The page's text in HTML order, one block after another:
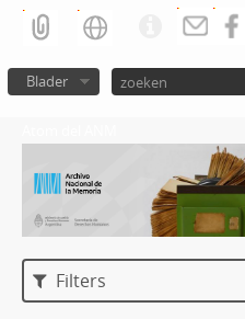
Blader
Filters